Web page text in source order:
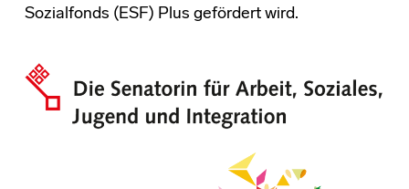
Sozialfonds (ESF) Plus gefördert wird.